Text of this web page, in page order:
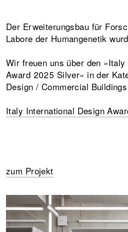
Der Erweiterungsbau für
Labore der Humangenetik
Wir freuen uns über den
Award 2025 Silver« in der
Design / Commercial
Italy International Design
zum Projekt